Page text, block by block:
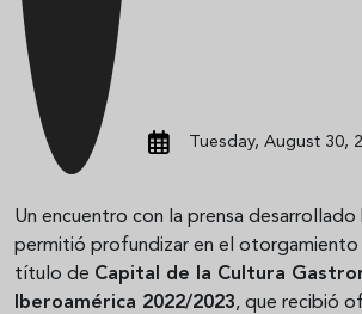
Tuesday, August 30,
Un encuentro con la prensa desarrollado
permitió profundizar en el otorgamiento
título de Capital de la Cultura
Iberoamérica 2022/2023, que recibió